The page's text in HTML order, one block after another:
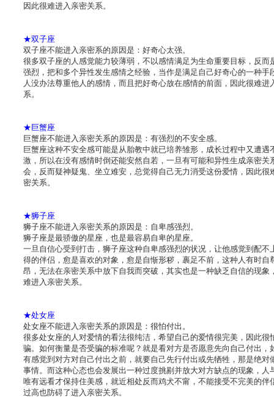
因此很难进入亲密关系。
★双子座
双子座不能进入亲密系的原因是：好奇心太强。
很多双子座的人感觉能力较薄弱，不以感情满足为生命重要目标，反而
强烈，把和多个异性发生感情之经验，当作是满足自己好奇心的一种手
人没办法尊重他人的感情，而且把好奇心放在感情的前面，因此很难进
系。
★巨蟹座
巨蟹座不能进入亲密关系的原因是：有强烈的不安全感。
巨蟹座这种不安全感可能是从胎教中就已培养雏形，成长过程中又遭遇
激，所以在没有感情时倒还能安然自若，一旦有可能和异性生成亲密关
会，反而疑神疑鬼、坐立难安，总觉得自己无力消受这份爱情，因此很
密关系。
★狮子座
狮子座不能进入亲密关系的原因是：自卑感强烈。
狮子座是最骄傲的星座，也是最容易自卑的星座。
一旦自信心受到打击，狮子座这种自卑感强烈的状况，让他感觉到配不
得的伴侣，愈是喜欢的对象，愈是自惭形秽，裹足不前，这种人有时自
昂，无法在亲密关系中放下自我而突破，其实也是一种缺乏自信的现象
难进入亲密关系。
★处女座
处女座不能进入亲密关系的原因是：很怕付出。
很多处女座的人对爱情的看法很纯洁，希望自己的爱情很完美，因此很
骗。如何衡量是否受骗的标准呢？就是看对方是否愿意先向自己付出，
有感觉到对方对自己付出之前，就要自己先行付出或先牺牲，那是绝对
事情。而这种心态也会发展出一种过度挑剔并放大对方缺点的现象，人
唯有远看才保持住美感，就近相处反而鸡犬不甯，不能接受不完美的伴
过高也防碍了进入亲密关系。